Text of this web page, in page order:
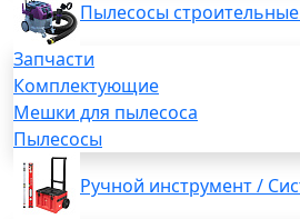
Пылесосы
Запчасти
Комплектующие
Мешки для пылесоса
Пылесосы
Ручной инструмент /